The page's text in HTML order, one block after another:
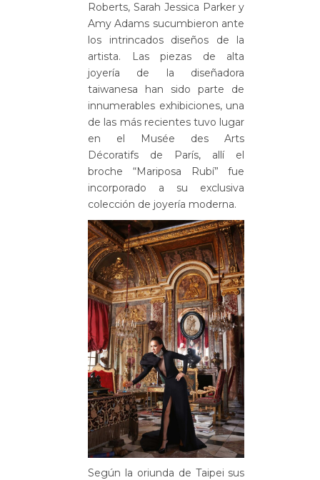
Roberts, Sarah Jessica Parker y
Amy Adams sucumbieron ante
los intrincados diseños de la
artista. Las piezas de alta
joyería de la diseñadora
taiwanesa han sido parte de
innumerables exhibiciones, una
de las más recientes tuvo lugar
en el Musée des Arts
Décoratifs de París, allí el
broche “Mariposa Rubí” fue
incorporado a su exclusiva
colección de joyería moderna.
Según la oriunda de Taipei sus